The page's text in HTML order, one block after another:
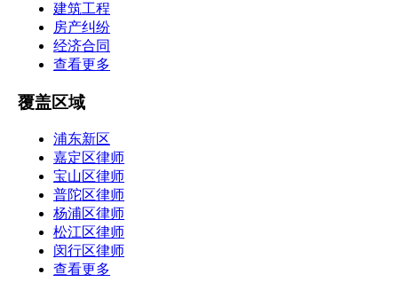
建筑工程
房产纠纷
经济合同
查看更多
覆盖区域
浦东新区
嘉定区律师
宝山区律师
普陀区律师
杨浦区律师
松江区律师
闵行区律师
查看更多